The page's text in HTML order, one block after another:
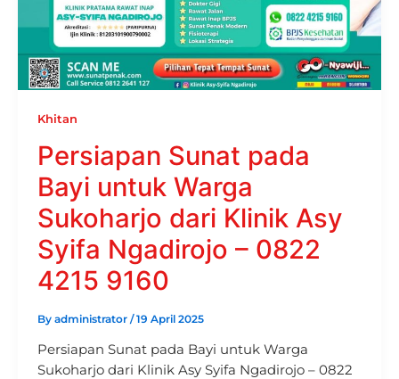
Khitan
Persiapan Sunat pada
Bayi untuk Warga
Sukoharjo dari Klinik Asy
Syifa Ngadirojo – 0822
4215 9160
By administrator /19 April 2025
Persiapan Sunat pada Bayi untuk Warga
Sukoharjo dari Klinik Asy Syifa Ngadirojo – 0822